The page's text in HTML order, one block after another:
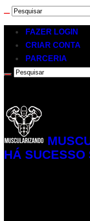
FAZER LOGIN
CRIAR CONTA
PARCERIA
HÁ SUCESSO